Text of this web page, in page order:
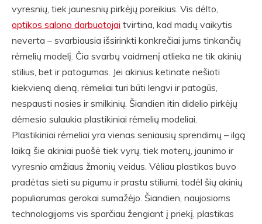
vyresnių, tiek jaunesnių pirkėjų poreikius. Vis dėlto,
optikos salono darbuotojai tvirtina, kad madų vaikytis
neverta – svarbiausia išsirinkti konkrečiai jums tinkančių
rėmelių modelį. Čia svarbų vaidmenį atlieka ne tik akinių
stilius, bet ir patogumas. Jei akinius ketinate nešioti
kiekvieną dieną, rėmeliai turi būti lengvi ir patogūs,
nespausti nosies ir smilkinių. Šiandien itin didelio pirkėjų
dėmesio sulaukia plastikiniai rėmelių modeliai.
Plastikiniai rėmeliai yra vienas seniausių sprendimų – ilgą
laiką šie akiniai puošė tiek vyrų, tiek moterų, jaunimo ir
vyresnio amžiaus žmonių veidus. Vėliau plastikas buvo
pradėtas sieti su pigumu ir prastu stiliumi, todėl šių akinių
populiarumas gerokai sumažėjo. Šiandien, naujosioms
technologijoms vis sparčiau žengiant į priekį, plastikas